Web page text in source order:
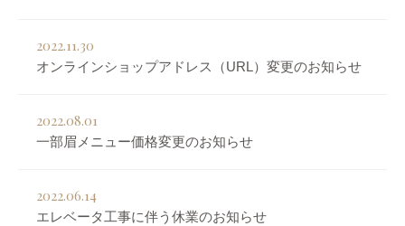
2022.11.30
オンラインショップアドレス（URL）変更のお知らせ
2022.08.01
一部眉メニュー価格変更のお知らせ
2022.06.14
エレベータ工事に伴う休業のお知らせ